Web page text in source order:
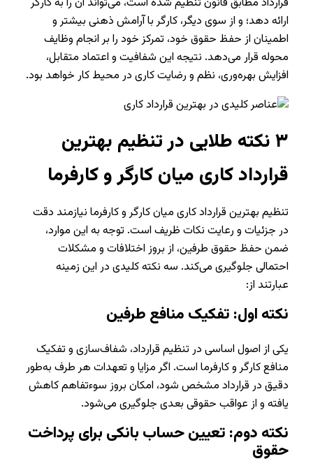
ارائه دهد؛ و از سوی دیگر، کارگر با آرامش ذهنی بیشتر و
اطمینان از حفظ حقوق خود، تمرکز خود را بر انجام وظایف
محوله قرار می‌دهد. نتیجه این شفافیت و اعتماد متقابل،
افزایش بهره‌وری، نظم و رضایت کاری در محیط کار خواهد بود.
۳نکته طلایی در تنظیم بهترین
قرارداد کاری میان کارگر و کارفرما
تنظیم بهترین قرارداد کاری میان کارگر و کارفرما نیازمند دقت
در جزئیات و رعایت نکات ظریف است. توجه به این موارد،
ضمن حفظ حقوق طرفین، از بروز اختلافات و مشکلات
احتمالی جلوگیری می‌کند. سه نکته کلیدی در این زمینه
عبارتند از:
نکته اول: تفکیک منافع طرفین
یکی از اصول اساسی در تنظیم قرارداد، شفاف‌سازی و تفکیک
منافع کارگر و کارفرما است. اگر مزایا و تعهدات هر طرف به‌طور
دقیق در قرارداد مشخص شود، امکان بروز سوءتفاهم کاهش
یافته و از عواقب حقوقی بعدی جلوگیری می‌شود.
نکته دوم: تعیین حساب بانکی برای پرداخت
حقوق